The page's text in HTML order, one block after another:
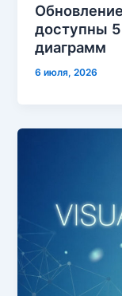
доступны
диаграмм
6 июля, 2026